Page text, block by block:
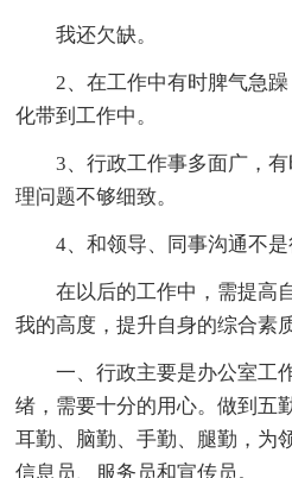
我还欠缺。
2、在工作中有时脾气急
化带到工作中。
3、行政工作事多面广，
理问题不够细致。
4、和领导、同事沟通不
在以后的工作中，需提高
我的高度，提升自身的综合素
一、行政主要是办公室工
绪，需要十分的用心。做到五
耳勤、脑勤、手勤、腿勤，为
信息员、服务员和宣传员。